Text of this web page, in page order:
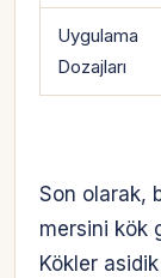
Uygulama
Dozajları
Son olarak,
mersini kök
Kökler